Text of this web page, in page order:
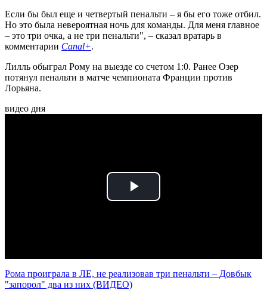
Если бы был еще и четвертый пенальти – я бы его тоже отбил.
Но это была невероятная ночь для команды. Для меня главное
– это три очка, а не три пенальти", – сказал вратарь в
комментарии Canal+.
Лилль обыграл Рому на выезде со счетом 1:0. Ранее Озер
потянул пенальти в матче чемпионата Франции против
Лорьяна.
видео дня
Play
Рома проиграла в ЛЕ, не реализовав три пенальти – Довбык
"запорол" два из них (ВИДЕО)